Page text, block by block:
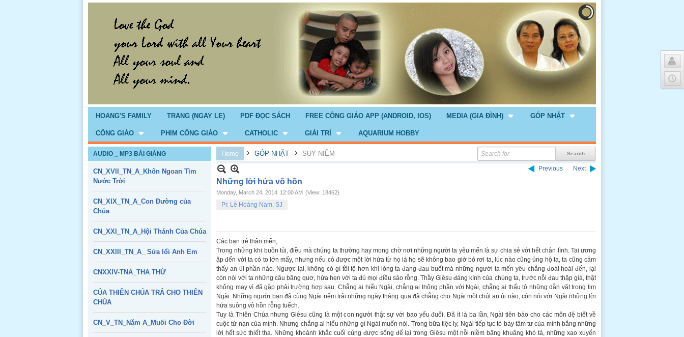
HOANG'S FAMILY TRANG (NGAY LE) PDF ĐỌC SÁCH FREE CÔNG GIÁO APP (ANDROID, IOS) MEDIA (GIA ĐÌNH) GÓP NHẶT
CÔNG GIÁO PHIM CÔNG GIÁO CATHOLIC GIẢI TRÍ AQUARIUM HOBBY
AUDIO _ MP3 BÀI GIẢNG
CN_XVII_TN_A_Khôn Ngoan Tìm
Nước Trời
CN_XIX_TN_A_Con Đường của
Chúa
CN_XXI_TN_A_Hội Thánh Của Chúa
CN_XXIII_TN_A_ Sửa lổi Anh Em
CNXXIV-TNA_THA THỨ
CỦA THIÊN CHÚA TRẢ CHO THIÊN
CHÚA
CN_V_TN_Năm A_Muối Cho Đời
Home › GÓP NHẶT › SUY NIỆM
Previous Next
Những lời hứa vô hồn
Monday, March 24, 2014 12:00 AM (View: 18462)
Pr. Lê Hoàng Nam, SJ
Các bạn trẻ thân mến,
Trong những khi buồn tủi, điều mà chúng ta thường hay mong chờ nơi những người ta yêu mến là sự chia sẻ với hết chân tình. Tai ương
ập đến với ta có to lớn mấy, nhưng nếu có được một lời hứa từ họ là họ sẽ không bao giờ bỏ rơi ta, lúc nào cũng ủng hộ ta, ta cũng cảm
thấy an ủi phần nào. Ngược lại, không có gì tồi tệ hơn khi lòng ta đang đau buốt mà những người ta mến yêu chẳng đoái hoài đến, lại
còn nói với ta những câu bâng quơ, hứa hẹn với ta đủ mọi điều sáo rỗng. Thầy Giêsu đáng kính của chúng ta, trước nỗi đau thập giá, thật
không may vì đã gặp phải trường hợp sau. Chẳng ai hiểu Ngài, chẳng ai thông phần với Ngài, chẳng ai thấu tỏ những dằn vặt trong tim
Ngài. Những người bạn đã cùng Ngài nếm trải những ngày tháng qua đã chẳng cho Ngài một chút an ủi nào, còn nói với Ngài những lời
hứa suông vô hồn rỗng tuếch.
Tuy là Thiên Chúa nhưng Giêsu cũng là một con người thật sự với bao yếu đuối. Đã ít là ba lần, Ngài tiên báo cho các môn đệ biết về
cuộc tử nạn của mình. Nhưng chẳng ai hiểu những gì Ngài muốn nói. Trong bữa tiệc ly, Ngài tiếp tục tỏ bày tâm tư của mình bằng những
lời hết sức thiết tha. Những khoảnh khắc cuối cùng được sống để lại trong Giêsu một nỗi niềm bâng khuâng khó tả, những xao xuyến